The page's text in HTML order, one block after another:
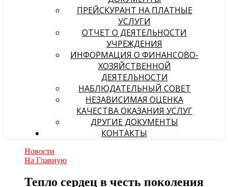
ПРЕЙСКУРАНТ НА ПЛАТНЫЕ
УСЛУГИ
ОТЧЕТ О ДЕЯТЕЛЬНОСТИ
УЧРЕЖДЕНИЯ
ИНФОРМАЦИЯ О ФИНАНСОВО-
ХОЗЯЙСТВЕННОЙ
ДЕЯТЕЛЬНОСТИ
НАБЛЮДАТЕЛЬНЫЙ СОВЕТ
НЕЗАВИСИМАЯ ОЦЕНКА
КАЧЕСТВА ОКАЗАНИЯ УСЛУГ
ДРУГИЕ ДОКУМЕНТЫ
КОНТАКТЫ
Новости
На Главную
Тепло сердец в честь поколения